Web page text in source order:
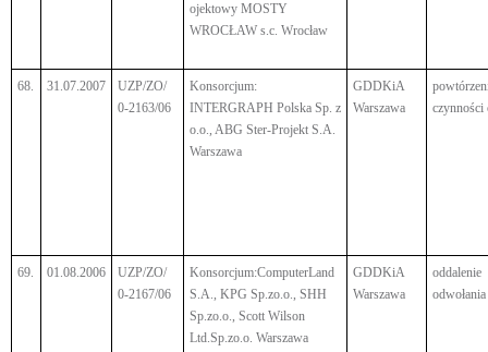
ojektowy MOSTY
WROCŁAW s.c. Wrocław
68. 31.07.2007
UZP/ZO/
0-2163/06
Konsorcjum:
INTERGRAPH Polska Sp. z
o.o., ABG Ster-Projekt S.A.
Warszawa
GDDKiA
Warszawa
czynności
69. 01.08.2006
UZP/ZO/
0-2167/06
Konsorcjum:ComputerLand
S.A., KPG Sp.zo.o., SHH
Sp.zo.o., Scott Wilson
Ltd.Sp.zo.o. Warszawa
GDDKiA
Warszawa
oddalenie
odwołania